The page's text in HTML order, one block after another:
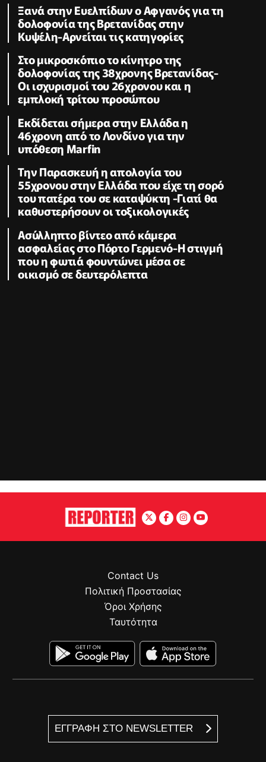
Ξανά στην Ευελπίδων ο Αφγανός για τη
δολοφονία της Βρετανίδας στην
Κυψέλη-Αρνείται τις κατηγορίες
Στο μικροσκόπιο το κίνητρο της
δολοφονίας της 38χρονης Βρετανίδας-
Οι ισχυρισμοί του 26χρονου και η
εμπλοκή τρίτου προσώπου
Εκδίδεται σήμερα στην Ελλάδα η
46χρονη από το Λονδίνο για την
υπόθεση Marfin
Την Παρασκευή η απολογία του
55χρονου στην Ελλάδα που είχε τη σορό
του πατέρα του σε καταψύκτη -Γιατί θα
καθυστερήσουν οι τοξικολογικές
Ασύλληπτο βίντεο από κάμερα
ασφαλείας στο Πόρτο Γερμενό-Η στιγμή
που η φωτιά φουντώνει μέσα σε
οικισμό σε δευτερόλεπτα
ΕΓΓΡΑΦΗ ΣΤΟ NEWSLETTER
Contact Us
Πολιτική Προστασίας
Όροι Χρήσης
Ταυτότητα